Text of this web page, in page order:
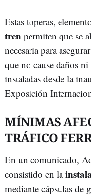
Estas toperas,
tren permiten que se
necesaria para
que no cause daños
instaladas desde la
Exposición
MÍNIMAS
TRÁFICO
En un comunicado,
consistido en la
mediante cápsulas de